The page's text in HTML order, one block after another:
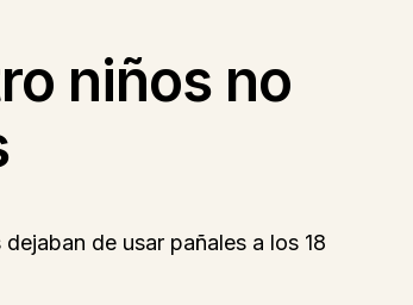
niños no
de usar pañales a los 18